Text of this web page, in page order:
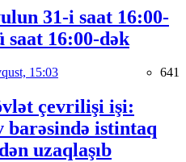
31-i saat 16:00-
saat 16:00-dək
15:03 641
çevrilişi işi:
barəsində istintaq
uzaqlaşıb